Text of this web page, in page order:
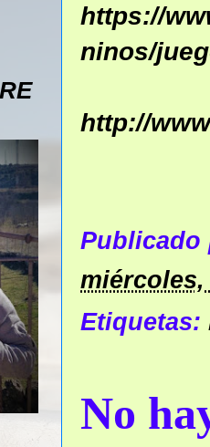
https://
ninos/
http://
miércoles,
Etiquetas:
No